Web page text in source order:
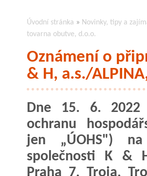
Úvodní stránka » Novinky, tipy a
tovarna obutve, d.o.o.
Oznámení o
& H, a.s./
Dne 15. 6.
ochranu
jen „ÚOHS")
společnosti K &
Praha 7, Troja,